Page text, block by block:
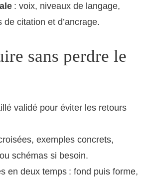
: voix, niveaux de langage,
de citation et d’ancrage.
sans perdre le
validé pour éviter les retours
exemples concrets,
schémas si besoin.
en deux temps : fond puis forme,